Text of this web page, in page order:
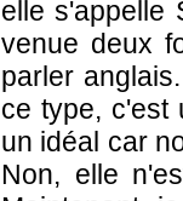
elle s'appelle
venue deux
parler
ce type, c'est
un idéal car
Non, elle